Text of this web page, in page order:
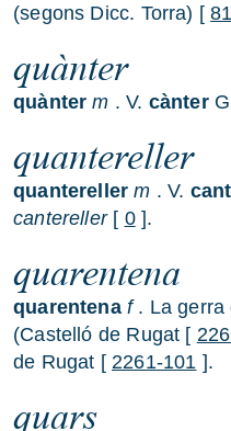
(segons Dicc. Torra) [
quànter
quànter m . V. cànter
quantereller
quanterellerm . V.
cantereller[ 0].
quarentena
quarentena f. La gerra
(Castelló de Rugat [
de Rugat [ 2261-101 ].
quars